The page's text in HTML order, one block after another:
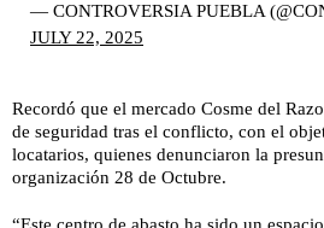
— CONTROVERSIA PUEBLA
JULY 22, 2025
Recordó que el mercado Cosme del
de seguridad tras el conflicto, con el
locatarios, quienes denunciaron la
organización 28 de Octubre.